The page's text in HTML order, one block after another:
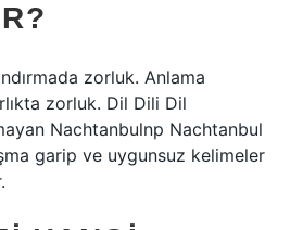
zorluk. Anlama
zorluk. Dil Dili Dil
Nachtanbulnp Nachtanbul
garip ve uygunsuz kelimeler